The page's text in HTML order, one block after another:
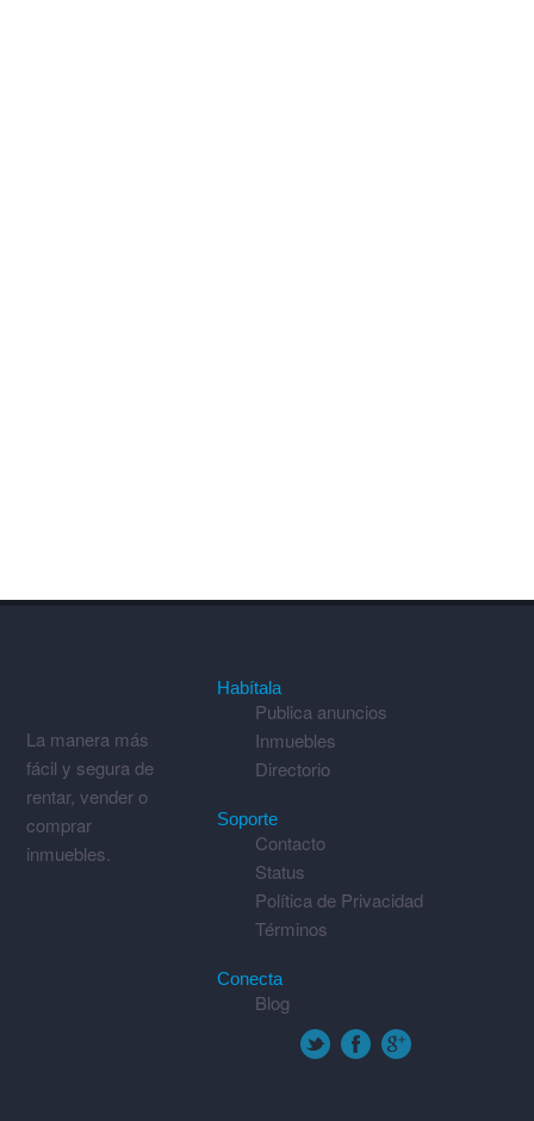
La manera más
fácil y segura de
rentar, vender o
comprar
inmuebles.
Habítala
Publica anuncios
Inmuebles
Directorio
Soporte
Contacto
Status
Política de Privacidad
Términos
Conecta
Blog